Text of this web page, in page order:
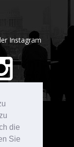
die
Sie
Instagram